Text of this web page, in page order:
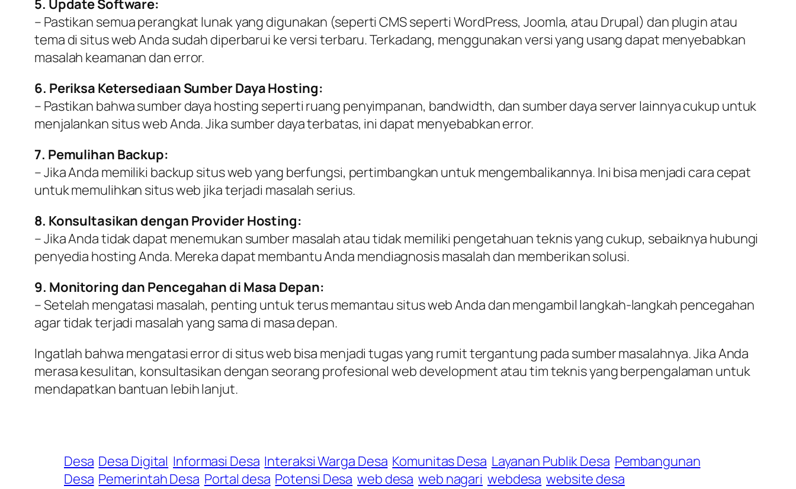
5. Update Software:
– Pastikan semua perangkat lunak yang digunakan (seperti CMS seperti WordPress, Joomla, atau Drupal) dan plugin atau
tema di situs web Anda sudah diperbarui ke versi terbaru. Terkadang, menggunakan versi yang usang dapat menyebabkan
masalah keamanan dan error.
6. Periksa Ketersediaan Sumber Daya Hosting:
– Pastikan bahwa sumber daya hosting seperti ruang penyimpanan, bandwidth, dan sumber daya server lainnya cukup untuk
menjalankan situs web Anda. Jika sumber daya terbatas, ini dapat menyebabkan error.
7. Pemulihan Backup:
– Jika Anda memiliki backup situs web yang berfungsi, pertimbangkan untuk mengembalikannya. Ini bisa menjadi cara cepat
untuk memulihkan situs web jika terjadi masalah serius.
8. Konsultasikan dengan Provider Hosting:
– Jika Anda tidak dapat menemukan sumber masalah atau tidak memiliki pengetahuan teknis yang cukup, sebaiknya hubungi
penyedia hosting Anda. Mereka dapat membantu Anda mendiagnosis masalah dan memberikan solusi.
9. Monitoring dan Pencegahan di Masa Depan:
– Setelah mengatasi masalah, penting untuk terus memantau situs web Anda dan mengambil langkah-langkah pencegahan
agar tidak terjadi masalah yang sama di masa depan.
Ingatlah bahwa mengatasi error di situs web bisa menjadi tugas yang rumit tergantung pada sumber masalahnya. Jika Anda
merasa kesulitan, konsultasikan dengan seorang profesional web development atau tim teknis yang berpengalaman untuk
mendapatkan bantuan lebih lanjut.
Desa Desa Digital Informasi Desa Interaksi Warga Desa Komunitas Desa Layanan Publik Desa Pembangunan
Desa Pemerintah Desa Portal desa Potensi Desa web desa web nagari webdesa website desa